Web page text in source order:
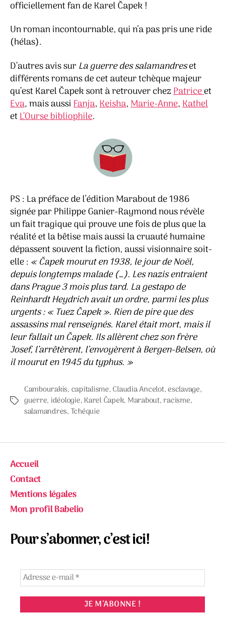
officiellement fan de Karel Čapek !
Un roman incontournable, qui n’a pas pris une ride
(hélas).
D’autres avis sur La guerre des salamandreset
différents romans de cet auteur tchèque majeur
qu’est Karel Čapek sont à retrouver chezPatriceet
Eva, mais aussiFanja,Keisha,Marie-Anne,Kathel
etL’Ourse bibliophile.
PS : La préface de l’édition Marabout de 1986
signée par Philippe Ganier-Raymond nous révèle
un fait tragique qui prouve une fois de plus que la
réalité et la bêtise mais aussi la cruauté humaine
dépassent souvent la fiction, aussi visionnaire soit-
elle : « Čapek mourut en 1938, le jour de Noël,
depuis longtemps malade (…). Les nazis entraient
dans Prague 3 mois plus tard. La gestapo de
Reinhardt Heydrich avait un ordre, parmi les plus
urgents : « Tuez Čapek ». Rien de pire que des
assassins mal renseignés. Karel était mort, mais il
leur fallait un Čapek. Ils allèrent chez son frère
Josef, l’arrêtèrent, l’envoyèrent à Bergen-Belsen, où
il mourut en 1945 du typhus. »
Étiquettes
Cambourakis, capitalisme, Claudia Ancelot,esclavage,
guerre, idéologie, Karel Čapek, Marabout,racisme,
salamandres, Tchéquie
Accueil
Contact
Mentions légales
Mon profil Babelio
Pour s’abonner, c’est ici!